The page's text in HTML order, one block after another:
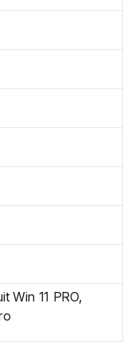
Win 11 PRO,